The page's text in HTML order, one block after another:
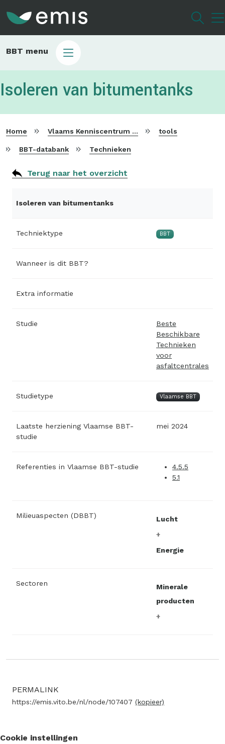
gaan
Main
BBT menu
Isoleren van bitumentanks
Home Vlaams Kenniscentrum voor Beste Beschikbare Technieken tools
BBT-databank Technieken
Terug naar het overzicht
Isoleren van bitumentanks
Techniektype BBT
Wanneer is dit BBT?
Extra informatie
Studie
Beste
Beschikbare
Technieken
voor
asfaltcentrales
Studietype Vlaamse BBT
Laatste herziening Vlaamse BBT-
studie
mei 2024
Referenties in Vlaamse BBT-studie
4.5.5
5.1
Milieuaspecten (DBBT) Lucht
Energie
Sectoren
Minerale
producten
PERMALINK
https://emis.vito.be/nl/node/107407 (kopieer)
Cookie instellingen